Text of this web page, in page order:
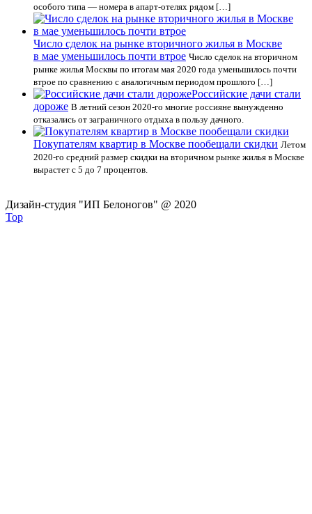
особого типа — номера в апарт-отелях рядом […]
Число сделок на рынке вторичного жилья в Москве
в мае уменьшилось почти втрое Число сделок на вторичном
рынке жилья Москвы по итогам мая 2020 года уменьшилось почти
втрое по сравнению с аналогичным периодом прошлого […]
Российские дачи стали
дороже В летний сезон 2020-го многие россияне вынужденно
отказались от заграничного отдыха в пользу дачного.
Покупателям квартир в Москве пообещали скидки Летом
2020-го средний размер скидки на вторичном рынке жилья в Москве
вырастет с 5 до 7 процентов.
Дизайн-студия "ИП Белоногов" @ 2020
Top